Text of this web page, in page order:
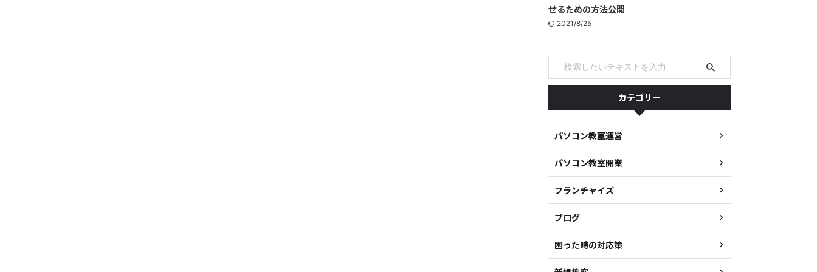
せるための方法公開
2021/8/25
カテゴリー
パソコン教室運営
パソコン教室開業
フランチャイズ
ブログ
困った時の対応策